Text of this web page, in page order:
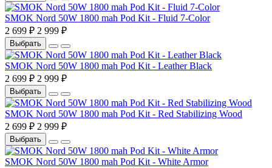
SMOK Nord 50W 1800 mah Pod Kit - Fluid 7-Color
2 699 ₽ 2 999 ₽
Выбрать
SMOK Nord 50W 1800 mah Pod Kit - Leather Black
2 699 ₽ 2 999 ₽
Выбрать
SMOK Nord 50W 1800 mah Pod Kit - Red Stabilizing Wood
2 699 ₽ 2 999 ₽
Выбрать
SMOK Nord 50W 1800 mah Pod Kit - White Armor